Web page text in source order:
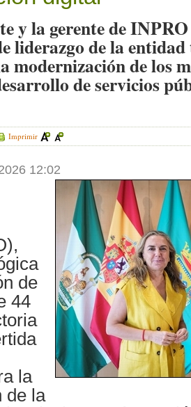
y la gerente de
liderazgo de la
modernización de los
de servicios
Imprimir
12:02
de
44
la
de la